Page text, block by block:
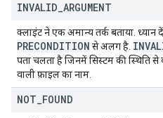
INVALID ARGUMENT
क्लाइंट ने एक अमान्य तर्क बताया. ध्यान
PRECONDITION से अलग है.
पता चलता है जिनमें सिस्टम की स्थिति
वाली फ़ाइल का नाम.
NOT FOUND